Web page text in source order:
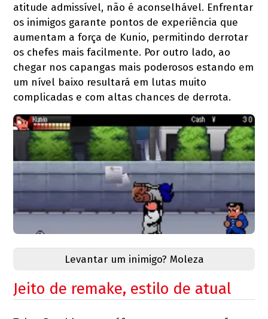
atitude admissível, não é aconselhável. Enfrentar
os inimigos garante pontos de experiência que
aumentam a força de Kunio, permitindo derrotar
os chefes mais facilmente. Por outro lado, ao
chegar nos capangas mais poderosos estando em
um nível baixo resultará em lutas muito
complicadas e com altas chances de derrota.
Levantar um inimigo? Moleza
Jeito de remake, estilo de atual